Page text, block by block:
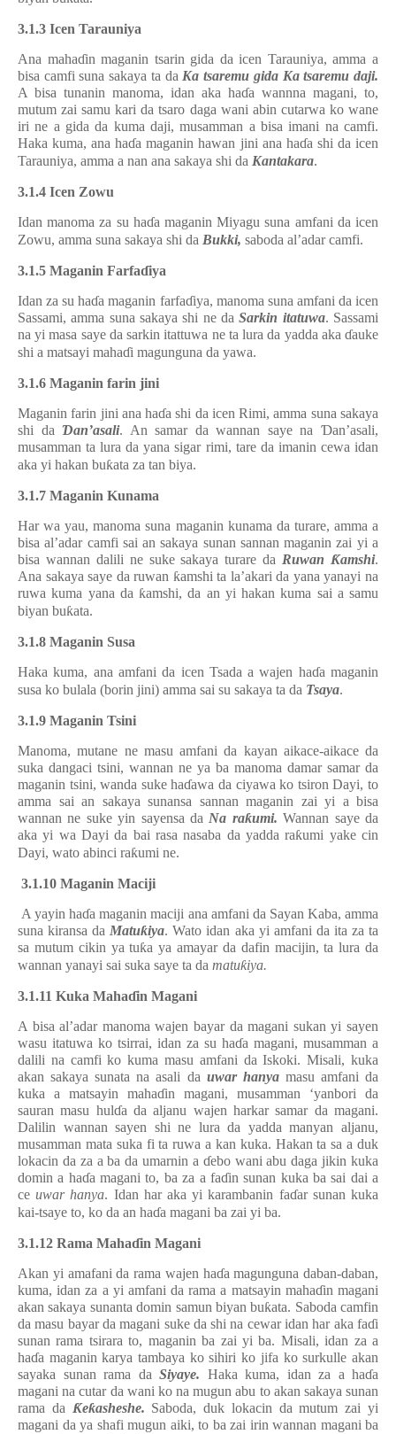
3.1.3 Icen Tarauniya
Ana mahaɗin maganin tsarin gida da icen Tarauniya, amma a
bisa camfi suna sakaya ta da Ka tsaremu gida Ka tsaremu daji.
A bisa tunanin manoma, idan aka haɗa wannna magani, to,
mutum zai samu kari da tsaro daga wani abin cutarwa ko wane
iri ne a gida da kuma daji, musamman a bisa imani na camfi.
Haka kuma, ana haɗa maganin hawan jini ana haɗa shi da icen
Tarauniya, amma a nan ana sakaya shi da Kantakara.
3.1.4 Icen Zowu
Idan manoma za su haɗa maganin Miyagu suna amfani da icen
Zowu, amma suna sakaya shi da Bukki, saboda al’adar camfi.
3.1.5 Maganin Farfaɗiya
Idan za su haɗa maganin farfaɗiya, manoma suna amfani da icen
Sassami, amma suna sakaya shi ne daSarkin itatuwa. Sassami
na yi masa saye da sarkin itattuwa ne ta lura da yadda aka ɗauke
shi a matsayi mahaɗi magunguna da yawa.
3.1.6 Maganin farin jini
Maganin farin jini ana haɗa shi da icen Rimi, amma suna sakaya
shi daƊan’asali. An samar da wannan saye naƊan’asali,
musamman ta lura da yana sigar rimi, tare da imanin cewa idan
aka yi hakan buƙata za tan biya.
3.1.7 Maganin Kunama
Har wa yau, manoma suna maganin kunama da turare, amma a
bisa al’adar camfi sai an sakaya sunan sannan maganin zai yi a
bisa wannan dalili ne suke sakaya turare da Ruwan Ƙamshi.
Ana sakaya saye da ruwan ƙamshi ta la’akari da yana yanayi na
ruwa kuma yana da ƙamshi, da an yi hakan kuma sai a samu
biyan buƙata.
3.1.8 Maganin Susa
Haka kuma, ana amfani da icen Tsada a wajen haɗa maganin
susa ko bulala (borin jini) amma sai su sakaya ta da Tsaya.
3.1.9 Maganin Tsini
Manoma, mutane ne masu amfani da kayan aikace-aikace da
suka dangaci tsini, wannan ne ya ba manoma damar samar da
maganin tsini, wanda suke haɗawa da ciyawa ko tsiron Dayi, to
amma sai an sakaya sunansa sannan maganin zai yi a bisa
wannan ne suke yin sayensa da Na raƙumi.Wannan saye da
aka yi wa Dayi da bai rasa nasaba da yadda raƙumi yake cin
Dayi, wato abinci raƙumi ne.
3.1.10 Maganin Maciji
A yayin haɗa maganin maciji ana amfani da Sayan Kaba, amma
suna kiransa da Matuƙiya. Wato idan aka yi amfani da ita za ta
sa mutum cikin ya tuƙa ya amayar da dafin macijin, ta lura da
wannan yanayi sai suka saye ta da matuƙiya.
3.1.11 Kuka Mahaɗin Magani
A bisa al’adar manoma wajen bayar da magani sukan yi sayen
wasu itatuwa ko tsirrai, idan za su haɗa magani, musamman a
dalili na camfi ko kuma masu amfani da Iskoki. Misali, kuka
akan sakaya sunata na asali da uwar hanyamasu amfani da
kuka a matsayin mahaɗin magani, musamman ‘yanbori da
sauran masu hulɗa da aljanu wajen harkar samar da magani.
Dalilin wannan sayen shi ne lura da yadda manyan aljanu,
musamman mata suka fi ta ruwa a kan kuka. Hakan ta sa a duk
lokacin da za a ba da umarnin a ɗebo wani abu daga jikin kuka
domin a haɗa magani to, ba za a faɗin sunan kuka ba sai dai a
ceuwar hanya. Idan har aka yi karambanin faɗar sunan kuka
kai-tsaye to, ko da an haɗa magani ba zai yi ba.
3.1.12 Rama Mahaɗin Magani
Akan yi amafani da rama wajen haɗa magunguna daban-daban,
kuma, idan za a yi amfani da rama a matsayin mahaɗin magani
akan sakaya sunanta domin samun biyan buƙata. Saboda camfin
da masu bayar da magani suke da shi na cewar idan har aka faɗi
sunan rama tsirara to, maganin ba zai yi ba. Misali, idan za a
haɗa maganin karya tambaya ko sihiri ko jifa ko surkulle akan
sayaka sunan rama da Siyaye. Haka kuma, idan za a haɗa
magani na cutar da wani ko na mugun abu to akan sakaya sunan
rama da Ƙeƙasheshe. Saboda, duk lokacin da mutum zai yi
magani da ya shafi mugun aiki, to ba zai irin wannan magani ba